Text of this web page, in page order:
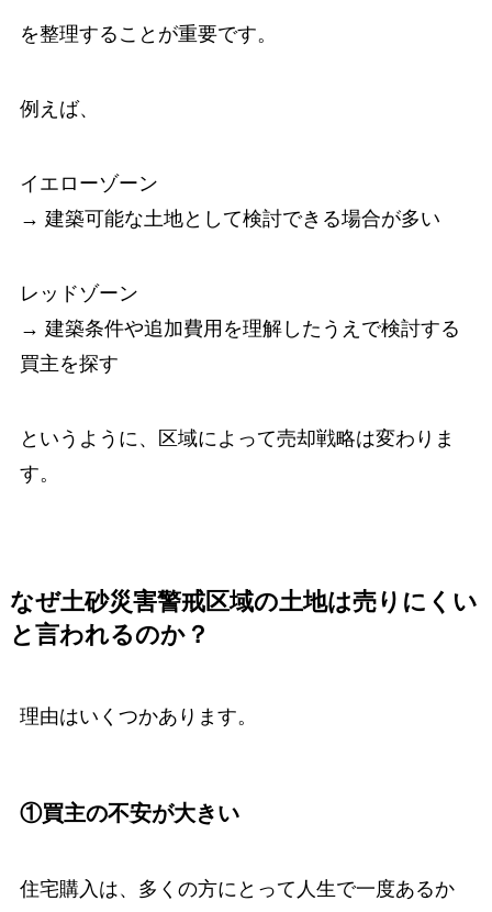
を整理することが重要です。
例えば、
イエローゾーン
→ 建築可能な土地として検討できる場合が多い
レッドゾーン
→ 建築条件や追加費用を理解したうえで検討する
買主を探す
というように、区域によって売却戦略は変わりま
す。
なぜ土砂災害警戒区域の土地は売りにくい
と言われるのか？
理由はいくつかあります。
①買主の不安が大きい
住宅購入は、多くの方にとって人生で一度あるか